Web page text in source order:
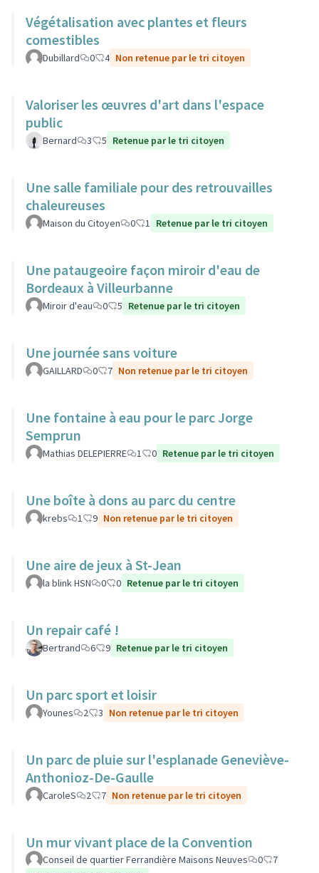
Végétalisation avec plantes et fleurs
comestibles
Dubillard 0 4 Non retenue par le tri citoyen
Valoriser les œuvres d'art dans l'espace
public
Bernard 3 5 Retenue par le tri citoyen
Une salle familiale pour des retrouvailles
chaleureuses
Maison du Citoyen 0 1 Retenue par le tri citoyen
Une pataugeoire façon miroir d'eau de
Bordeaux à Villeurbanne
Miroir d'eau 0 5 Retenue par le tri citoyen
Une journée sans voiture
GAILLARD 0 7 Non retenue par le tri citoyen
Une fontaine à eau pour le parc Jorge
Semprun
Mathias DELEPIERRE 1 0 Retenue par le tri citoyen
Une boîte à dons au parc du centre
krebs 1 9 Non retenue par le tri citoyen
Une aire de jeux à St-Jean
la blink HSN 0 0 Retenue par le tri citoyen
Un repair café !
Bertrand 6 9 Retenue par le tri citoyen
Un parc sport et loisir
Younes 2 3 Non retenue par le tri citoyen
Un parc de pluie sur l'esplanade Geneviève-
Anthonioz-De-Gaulle
CaroleS 2 7 Non retenue par le tri citoyen
Un mur vivant place de la Convention
Conseil de quartier Ferrandière Maisons Neuves 0
7